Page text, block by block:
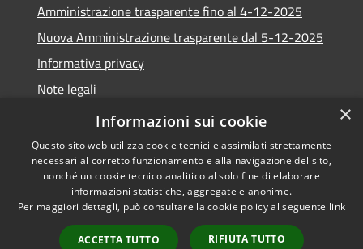
Amministrazione trasparente fino al 4-12-2025
Nuova Amministrazione trasparente dal 5-12-2025
Informativa privacy
Note legali
Dichiarazione di accessibilità
Accessibilità
Copyright © 2026 • Comune di
Africo • Powered by
Municipium•
Accesso
×
Informazioni sui cookie
Questo sito web utilizza cookie tecnici e assimilati strettamente
necessari al corretto funzionamento e alla navigazione del sito,
nonché un cookie tecnico analitico al solo fine di elaborare
informazioni statistiche, aggregate e anonime.
Per maggiori dettagli, può consultare la cookie policy al seguente link
ACCETTA TUTTO RIFIUTA TUTTO